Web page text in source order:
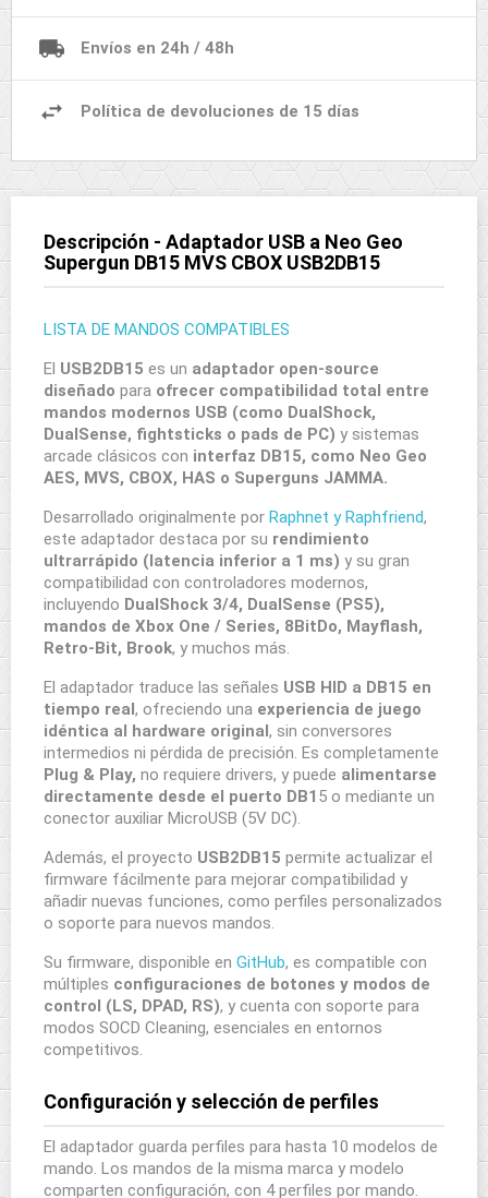
Envíos en 24h / 48h
Política de devoluciones de 15 días
Descripción - Adaptador USB a Neo Geo
Supergun DB15 MVS CBOX USB2DB15
LISTA DE MANDOS COMPATIBLES
El USB2DB15 es un adaptador open-source
diseñado para ofrecer compatibilidad total entre
mandos modernos USB (como DualShock,
DualSense, fightsticks o pads de PC) y sistemas
arcade clásicos con interfaz DB15, como Neo Geo
AES, MVS, CBOX, HAS o Superguns JAMMA.
Desarrollado originalmente por Raphnet y Raphfriend,
este adaptador destaca por su rendimiento
ultrarrápido (latencia inferior a 1 ms) y su gran
compatibilidad con controladores modernos,
incluyendo DualShock 3/4, DualSense (PS5),
mandos de Xbox One / Series, 8BitDo, Mayflash,
Retro-Bit, Brook, y muchos más.
El adaptador traduce las señales USB HID a DB15 en
tiempo real, ofreciendo una experiencia de juego
idéntica al hardware original, sin conversores
intermedios ni pérdida de precisión. Es completamente
Plug & Play, no requiere drivers, y puede alimentarse
directamente desde el puerto DB1 5 o mediante un
conector auxiliar MicroUSB (5V DC).
Además, el proyecto USB2DB15 permite actualizar el
firmware fácilmente para mejorar compatibilidad y
añadir nuevas funciones, como perfiles personalizados
o soporte para nuevos mandos.
Su firmware, disponible en GitHub, es compatible con
múltiples configuraciones de botones y modos de
control (LS, DPAD, RS), y cuenta con soporte para
modos SOCD Cleaning, esenciales en entornos
competitivos.
Configuración y selección de perfiles
El adaptador guarda perfiles para hasta 10 modelos de
mando. Los mandos de la misma marca y modelo
comparten configuración, con 4 perfiles por mando.